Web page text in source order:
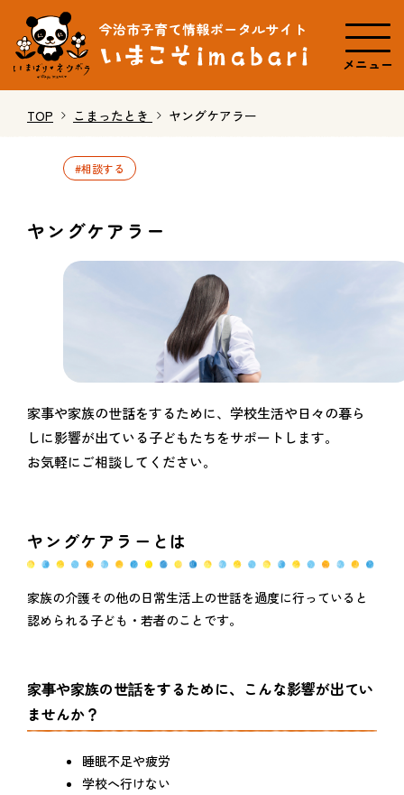
メニュー
TOP こまったとき ヤングケアラー
#相談する
ヤングケアラー
家事や家族の世話をするために、学校生活や日々の暮ら
しに影響が出ている子どもたちをサポートします。
お気軽にご相談してください。
ヤングケアラーとは
家族の介護その他の日常生活上の世話を過度に行っていると
認められる子ども・若者のことです。
家事や家族の世話をするために、こんな影響が出てい
ませんか？
睡眠不足や疲労
学校へ行けない